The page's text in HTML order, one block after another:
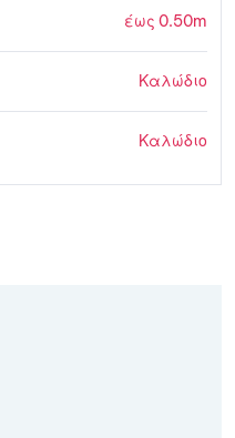
έως 0.50m
Καλώδιο
Καλώδιο